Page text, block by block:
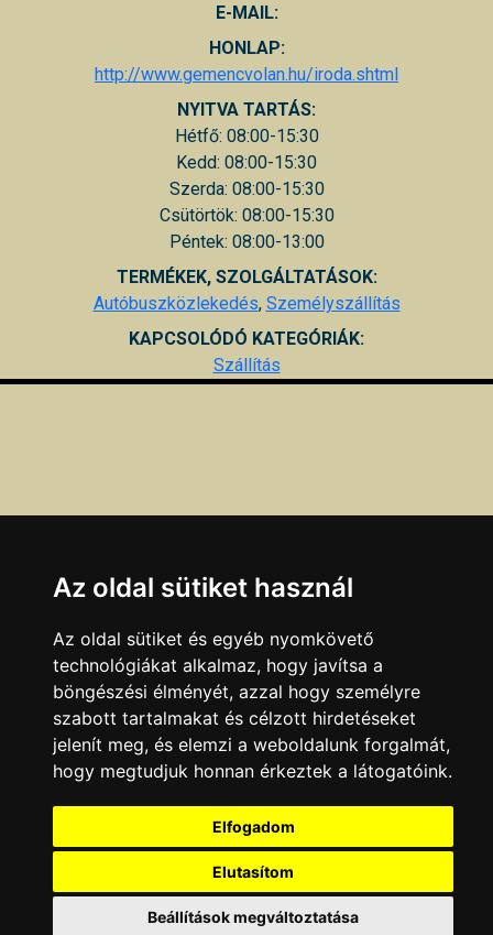
E-MAIL:
HONLAP:
http://www.gemencvolan.hu/iroda.shtml
NYITVA TARTÁS:
Hétfő: 08:00-15:30
Kedd: 08:00-15:30
Szerda: 08:00-15:30
Csütörtök: 08:00-15:30
Péntek: 08:00-13:00
TERMÉKEK, SZOLGÁLTATÁSOK:
Autóbuszközlekedés, Személyszállítás
KAPCSOLÓDÓ KATEGÓRIÁK:
Szállítás
Ha a fenti adatokban hibát talál, azt azittolvasható
módokon jelentheti be.
Adatok legutóbbi ellenőrzésének dátuma:
2007.01.11
KAPCSOLAT|HIRDETÉS
Minden jog fenntartva © 2002 - 2026 Szeki.hu
Az oldal sütiket használ
Az oldal sütiket és egyéb nyomkövető
technológiákat alkalmaz, hogy javítsa a
böngészési élményét, azzal hogy személyre
szabott tartalmakat és célzott hirdetéseket
jelenít meg, és elemzi a weboldalunk forgalmát,
hogy megtudjuk honnan érkeztek a látogatóink.
Elfogadom
Elutasítom
Beállítások megváltoztatása